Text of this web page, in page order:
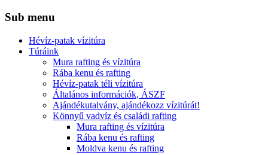
Sub menu
Hévíz-patak vízitúra
Túráink
Mura rafting és vízitúra
Rába kenu és rafting
Hévíz-patak téli vízitúra
Általános információk, ÁSZF
Ajándékutalvány, ajándékozz vízitúrát!
Könnyű vadvíz és családi rafting
Mura rafting és vízitúra
Rába kenu és rafting
Moldva kenu és rafting